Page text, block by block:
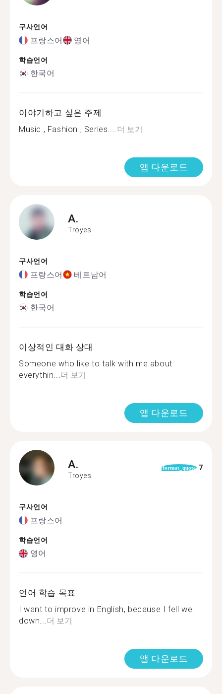
구사언어
프랑스어 영어
학습언어
한국어
이야기하고 싶은 주제
Music , Fashion , Series....더 보기
앱 다운로드
A.
Troyes
구사언어
프랑스어 베트남어
학습언어
한국어
이상적인 대화 상대
Someone who like to talk with me about
everythin...더 보기
앱 다운로드
A.
Troyes
format_quote 7
구사언어
프랑스어
학습언어
영어
언어 학습 목표
I want to improve in English, because I fell well
down...더 보기
앱 다운로드